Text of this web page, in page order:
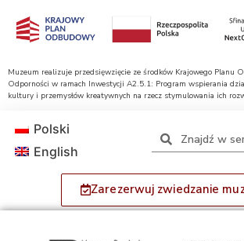
Muzeum realizuje przedsięwzięcie ze środków Krajowego Planu
Odporności w ramach Inwestycji A2.5.1: Program wspierania
kultury i przemysłów kreatywnych na rzecz stymulowania ich
Zarezerwuj zwiedzanie
Polski
English